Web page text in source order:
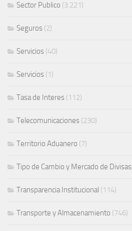
Sector Publico (3.221)
Seguros (2)
Servicios (40)
Servicios (1)
Tasa de Interes (112)
Telecomunicaciones (230)
Territorio Aduanero (7)
Tipo de Cambio y Mercado de Divisas
Transparencia Institucional (114)
Transporte y Almacenamiento (746)